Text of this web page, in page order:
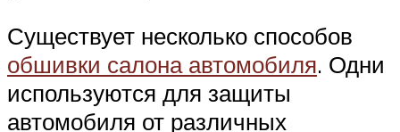
Существует несколько способов
обшивки салона автомобиля. Одни
используются для защиты
автомобиля от различных